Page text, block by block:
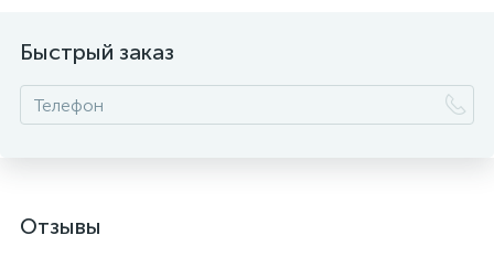
Быстрый заказ
Отзывы